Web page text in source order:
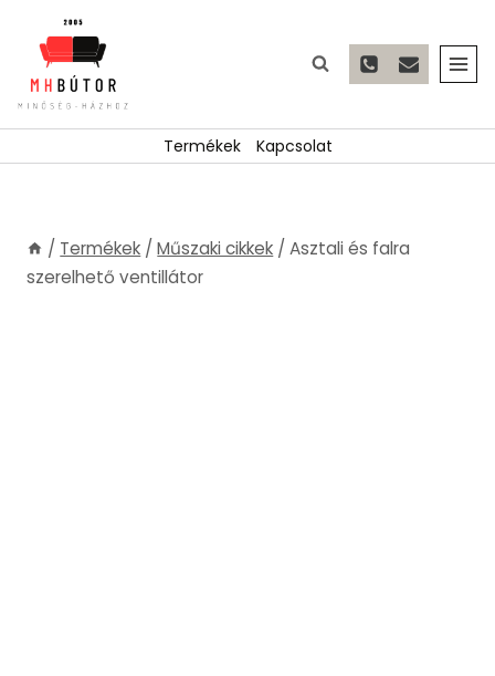
content
Termékek Kapcsolat
/ Termékek / Műszaki cikkek / Asztali és falra
szerelhető ventillátor